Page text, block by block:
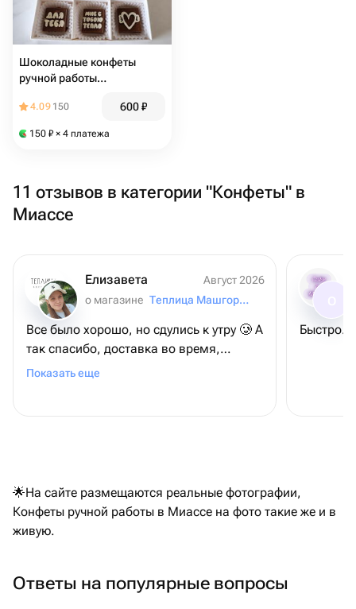
Шоколадные конфеты
ручной работы
4.09 150 600₽
150 ₽ × 4 платежа
11 отзывов в категории "Конфеты" в
Миассе
Елизавета
Август 2026
о магазине
Теплица Машгородок
Все было хорошо, но сдулись к утру 🥲 А
так спасибо, доставка во время,
шарики красивые)
Показать еще
🌟На сайте размещаются реальные фотографии,
Конфеты ручной работы в Миассе на фото такие же и в
живую.
Ответы на популярные вопросы